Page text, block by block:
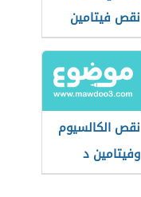
نقص فيتامين
B12
نقص الكالسيوم
وفيتامين د